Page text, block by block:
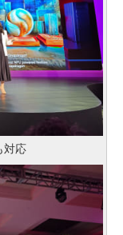
対応